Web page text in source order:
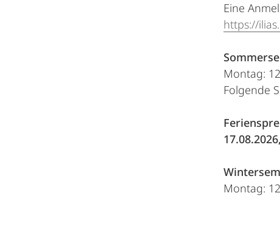
Eine
https://
Montag:
Folgende
Montag: